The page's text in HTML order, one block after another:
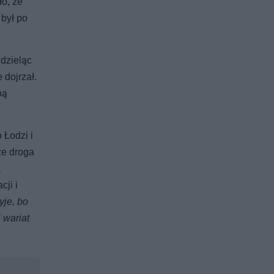
po
Łodzi i
droga
i
bo
wariat